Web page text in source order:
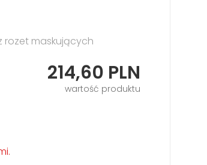
rozet maskujących
214,60 PLN
wartość produktu